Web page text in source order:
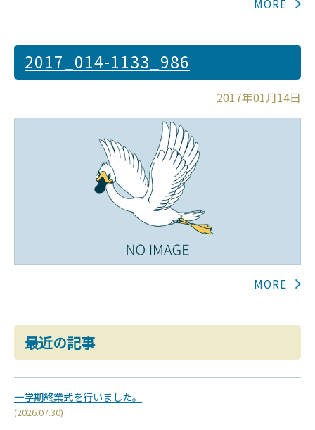
2017_014-1133_986
2017年01月14日
最近の記事
一学期終業式を行いました。
(2026.07.30)